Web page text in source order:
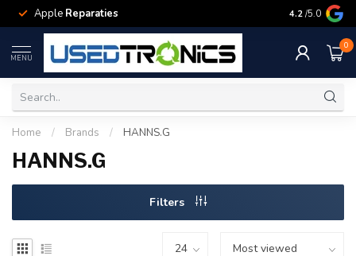
Apple Reparaties Samsung
4.2 /5.0
MENU
0
Home / Brands / HANNS.G
HANNS.G
Filters